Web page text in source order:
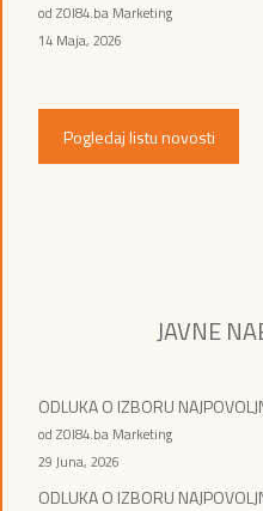
od ZOI84.ba Marketing
14 Maja, 2026
Pogledaj listu novosti
JAVNE
ODLUKA O IZBORU
od ZOI84.ba Marketing
29 Juna, 2026
ODLUKA O IZBORU